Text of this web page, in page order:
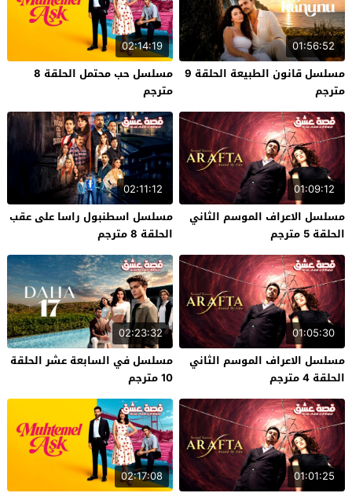
01:56:52
مسلسل قانون الطبيعة الحلقة 9
مترجم
02:14:19
مسلسل حب محتمل الحلقة 8
مترجم
01:09:12
مسلسل الاعراف الموسم الثاني
الحلقة 5 مترجم
02:11:12
مسلسل اسطنبول راسا على عقب
الحلقة 8 مترجم
01:05:30
مسلسل الاعراف الموسم الثاني
الحلقة 4 مترجم
02:23:32
مسلسل في السابعة عشر الحلقة
10 مترجم
01:01:25
02:17:08